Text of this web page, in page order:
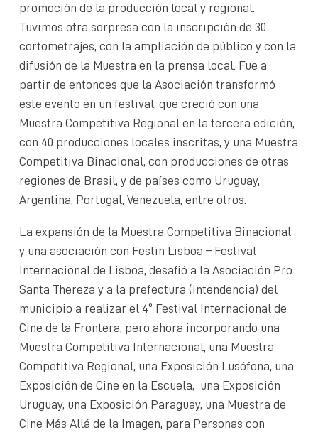
promoción de la producción local y regional.
Tuvimos otra sorpresa con la inscripción de 30
cortometrajes, con la ampliación de público y con la
difusión de la Muestra en la prensa local. Fue a
partir de entonces que la Asociación transformó
este evento en un festival, que creció con una
Muestra Competitiva Regional en la tercera edición,
con 40 producciones locales inscritas, y una Muestra
Competitiva Binacional, con producciones de otras
regiones de Brasil, y de países como Uruguay,
Argentina, Portugal, Venezuela, entre otros.
La expansión de la Muestra Competitiva Binacional
y una asociación con Festin Lisboa – Festival
Internacional de Lisboa, desafió a la Asociación Pro
Santa Thereza y a la prefectura (intendencia) del
municipio a realizar el 4º Festival Internacional de
Cine de la Frontera, pero ahora incorporando una
Muestra Competitiva Internacional, una Muestra
Competitiva Regional, una Exposición Lusófona, una
Exposición de Cine en la Escuela, una Exposición
Uruguay, una Exposición Paraguay, una Muestra de
Cine Más Allá de la Imagen, para Personas con